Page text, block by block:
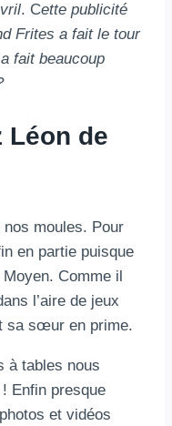
. Cette publicité
Frites a fait le tour
fait beaucoup
Léon de
moules. Pour
en partie puisque
Comme il
l’aire de jeux
sa sœur en prime.
à tables nous
Enfin presque
et vidéos